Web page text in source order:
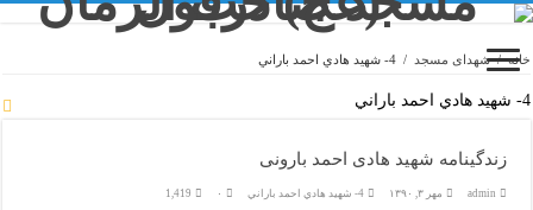
خانه / شهدای مسجد / 4- شهيد هادي احمد باراني
4- شهيد هادي احمد باراني
زندگینامه شهید هادی احمد بارونی
admin مهر ۳, ۱۳۹۰ 4- شهيد هادي احمد باراني ۰ 1,419